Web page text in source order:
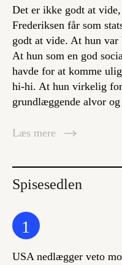
Log ind
Det er ikke godt at
Frederiksen får som
godt at vide. At hun var
At hun som en god
havde for at komme
hi-hi. At hun virkelig
grundlæggende alvor
Læs mere
Spisesedlen
1
USA nedlægger veto